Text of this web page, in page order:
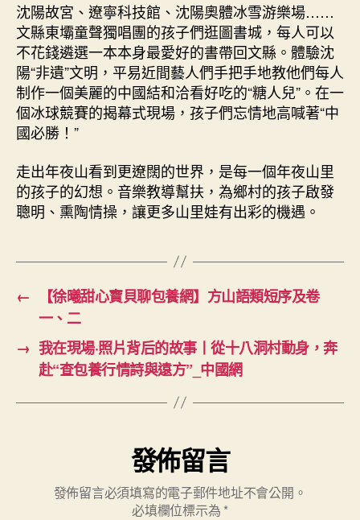
沈陽故宮、遼寧科技館、沈陽奧體冰雪游樂場……
文縣東壩童聲獨唱團的孩子們逛圖書城，每人可以
不花錢遴選一本本身最愛好的書帶回文縣。體驗沈
陽“非遺”文明，平易近間藝人們手把手地教他們每人
制作一個美麗的中國結和洽看好吃的“糖人兒”。在一
個冰球競賽的揭幕式現場，孩子們忘情地高喊著“中
國必勝！”
走出年夜山看到更遼闊的世界，是每一個年夜山里
的孩子的幻想。音樂教導幫扶，為鄉村的孩子啟發
聰明、熏陶情操，讓更多山里娃有出彩的機遇。
←
【徐曦甜心寶貝聊包養網】方山語類短序及卷
一、二
→ 我在現場·照片背后的故事丨從十八洞村動身，奔
赴“查包養行情詩與遠方”_中國網
發佈留言
發佈留言必須填寫的電子郵件地址不會公開。
必填欄位標示為 *